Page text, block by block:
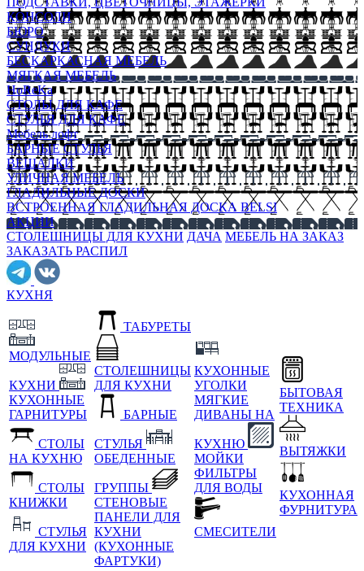
КОНСОЛИ
БЮРО
СУНДУКИ
БЕСКАРКАСНАЯ МЕБЕЛЬ
МЯГКАЯ МЕБЕЛЬ
HoReKa
СТОЛЫ ДЛЯ КАФЕ
СТУЛЬЯ ДЛЯ КАФЕ
Мебель лофт
БАРНЫЕ СТУЛЬЯ
ВЕШАЛКИ
УЛИЧНАЯ МЕБЕЛЬ
ГЛАДИЛЬНЫЕ ДОСКИ
ВСТРОЕННАЯ ГЛАДИЛЬНАЯ ДОСКА BELSI
АКЦИИ
СТОЛЕШНИЦЫ ДЛЯ КУХНИ ДАЧА МЕБЕЛЬ НА ЗАКАЗ
ЗАКАЗАТЬ РАСПИЛ
КУХНЯ
МОДУЛЬНЫЕ
КУХНИ
КУХОННЫЕ
ГАРНИТУРЫ
СТОЛЫ
НА КУХНЮ
СТОЛЫ
КНИЖКИ
СТУЛЬЯ
ДЛЯ КУХНИ
ТАБУРЕТЫ
СТОЛЕШНИЦЫ
ДЛЯ КУХНИ
БАРНЫЕ
СТУЛЬЯ
ОБЕДЕННЫЕ
ГРУППЫ
СТЕНОВЫЕ
ПАНЕЛИ ДЛЯ
КУХНИ
(КУХОННЫЕ
ФАРТУКИ)
КУХОННЫЕ
УГОЛКИ
МЯГКИЕ
ДИВАНЫ НА
КУХНЮ
МОЙКИ
ФИЛЬТРЫ
ДЛЯ ВОДЫ
СМЕСИТЕЛИ
БЫТОВАЯ
ТЕХНИКА
ВЫТЯЖКИ
КУХОННАЯ
ФУРНИТУРА